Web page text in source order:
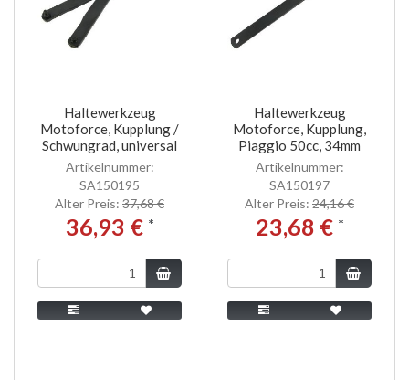
Haltewerkzeug
Motoforce, Kupplung /
Schwungrad, universal
Artikelnummer:
SA150195
Alter Preis: 37,68 €
36,93 € *
Haltewerkzeug
Motoforce, Kupplung,
Piaggio 50cc, 34mm
Artikelnummer:
SA150197
Alter Preis: 24,16 €
23,68 € *